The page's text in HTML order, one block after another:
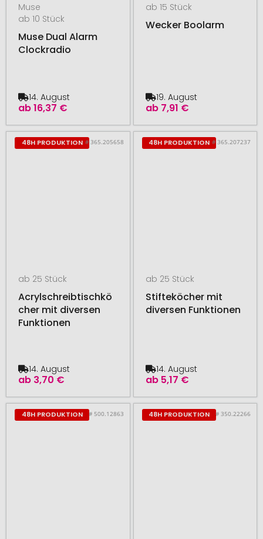
Muse
ab 10 Stück
Muse Dual Alarm
Clockradio
ab16,37 €
14. August
ab 15 Stück
Wecker Boolarm
ab 7,91 €
19. August
48H PRODUKTION # 365.205658
ab 25 Stück
Acrylschreibtischkö
cher mit diversen
Funktionen
ab 3,70 €
14. August
48H PRODUKTION # 365.207237
ab 25 Stück
Stifteköcher mit
diversen Funktionen
ab 5,17 €
14. August
48H PRODUKTION # 500.12863 48H PRODUKTION # 350.22266